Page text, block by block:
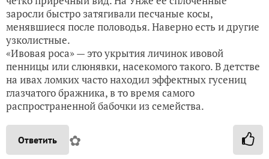
заросли быстро затягивали песчаные косы,
менявшиеся после половодья. Наверно есть и другие
узколистные.
«Ивовая роса» — это укрытия личинок ивовой
пенницы или слюнявки, насекомого такого. В детстве
на ивах ломких часто находил эффектных гусениц
глазчатого бражника, в то время самого
распространенной бабочки из семейства.
Ответить ✿